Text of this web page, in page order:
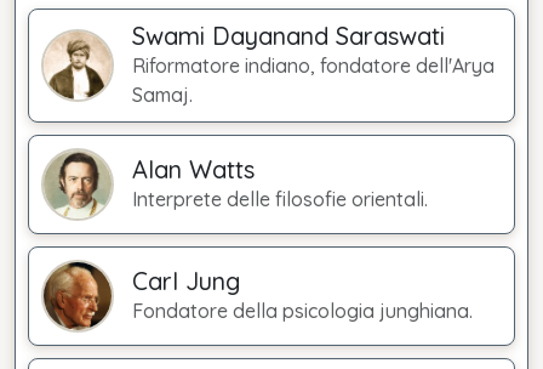
Swami Dayanand Saraswati
Riformatore indiano, fondatore dell'Arya
Samaj.
Alan Watts
Interprete delle filosofie orientali.
Carl Jung
Fondatore della psicologia junghiana.